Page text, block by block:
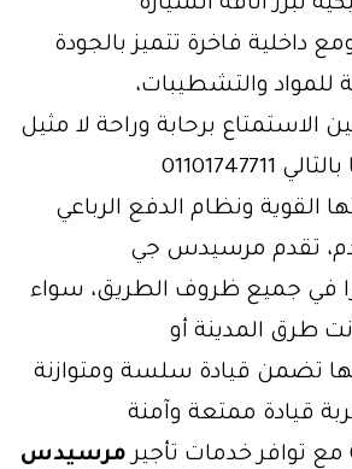
تبرز أناقة السيارة
داخلية فاخرة تتميز بالجودة
للمواد والتشطيبات،
برحابة وراحة لا مثيل
01101747711
القوية ونظام الدفع الرباعي
تقدم مرسيدس جي
في جميع ظروف الطريق، سواء
طرق المدينة أو
تضمن قيادة سلسة ومتوازنة
قيادة ممتعة وآمنة
مرسيدس